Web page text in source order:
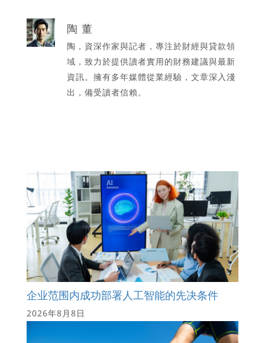
陶 董
陶，資深作家與記者，專注於財經與貸款領
域，致力於提供讀者實用的財務建議與最新
資訊。擁有多年媒體從業經驗，文章深入淺
出，備受讀者信賴。
企业范围内成功部署人工智能的先决条件
2026年8月8日